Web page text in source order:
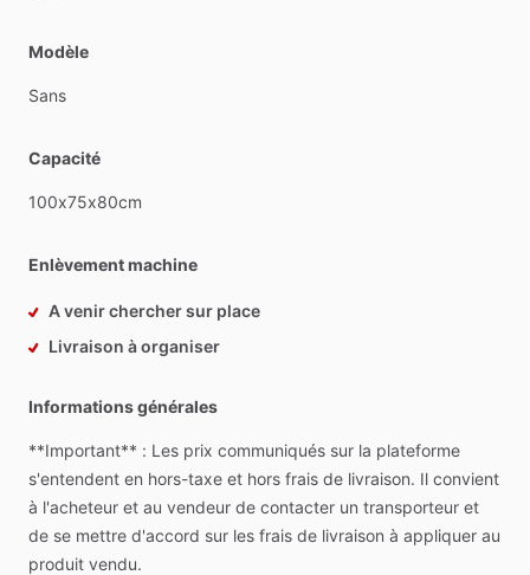
Modèle
Sans
Capacité
100x75x80cm
Enlèvement machine
A venir chercher sur place
Livraison à organiser
Informations générales
**Important** : Les prix communiqués sur la plateforme
s'entendent en hors-taxe et hors frais de livraison. Il convient
à l'acheteur et au vendeur de contacter un transporteur et
de se mettre d'accord sur les frais de livraison à appliquer au
produit vendu.